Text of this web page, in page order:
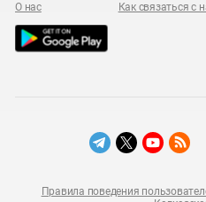
О нас Как связаться с
Правила поведения